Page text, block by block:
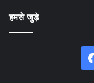
हमसे जुड़े